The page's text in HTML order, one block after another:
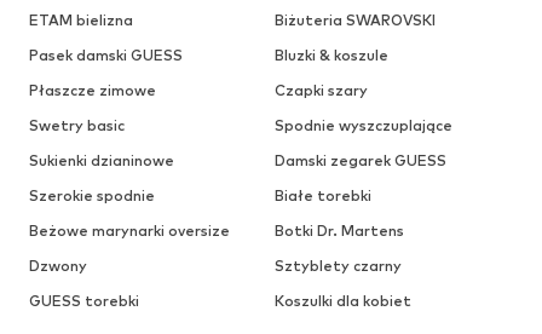
ETAM bielizna
Biżuteria SWAROVSKI
Pasek damski GUESS
Bluzki & koszule
Płaszcze zimowe
Czapki szary
Swetry basic
Spodnie wyszczuplające
Sukienki dzianinowe
Damski zegarek GUESS
Szerokie spodnie
Białe torebki
Beżowe marynarki oversize
Botki Dr. Martens
Dzwony
Sztyblety czarny
GUESS torebki
Koszulki dla kobiet